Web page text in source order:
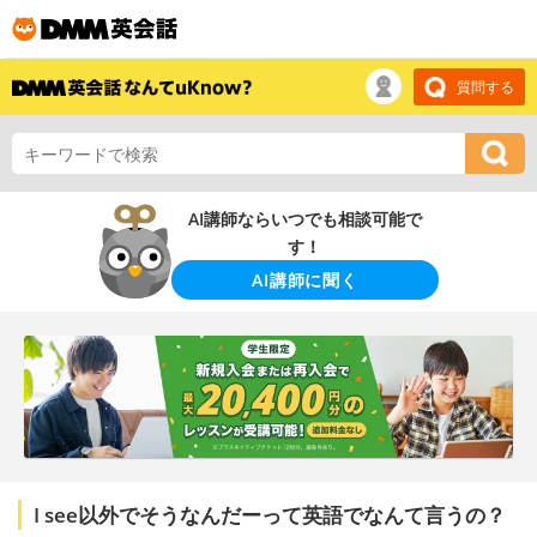
質問する
AI講師ならいつでも相談可能で
す！
AI講師に聞く
I see以外でそうなんだーって英語でなんて言うの？